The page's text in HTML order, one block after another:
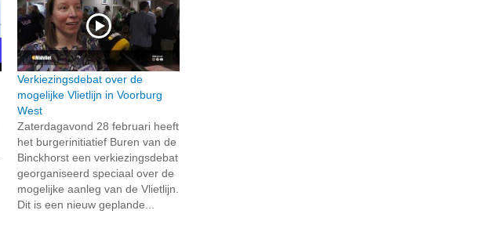
Verkiezingsdebat over de
mogelijke Vlietlijn in Voorburg
West
Zaterdagavond 28 februari heeft
het burgerinitiatief Buren van de
Binckhorst een verkiezingsdebat
georganiseerd speciaal over de
mogelijke aanleg van de Vlietlijn.
Dit is een nieuw geplande...